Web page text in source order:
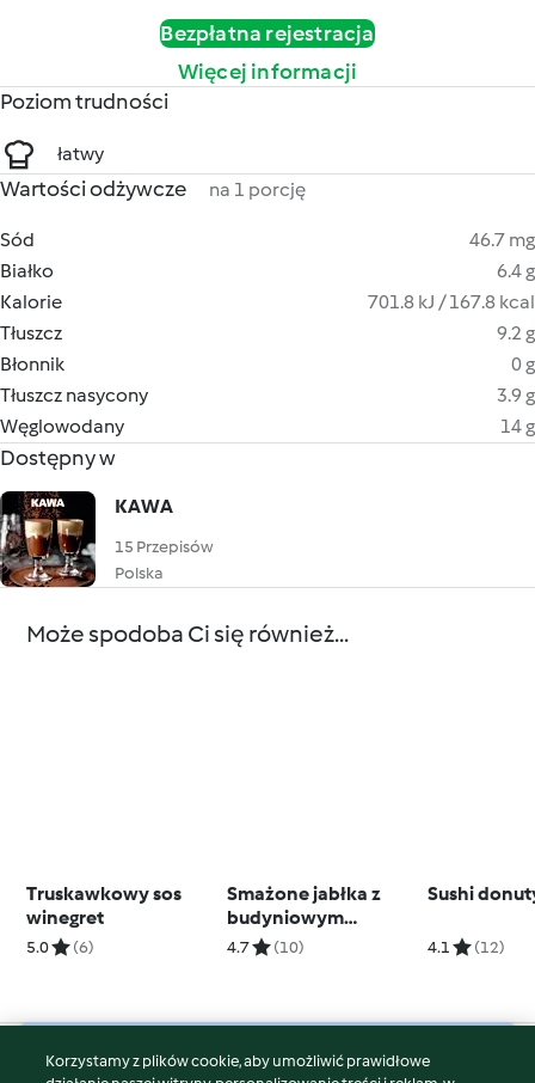
Bezpłatna rejestracja
Więcej informacji
Poziom trudności
łatwy
Wartości odżywcze na 1 porcję
Sód
46.7 mg
Białko
6.4 g
Kalorie
701.8 kJ / 167.8 kcal
Tłuszcz
9.2 g
Błonnik
0 g
Tłuszcz nasycony
3.9 g
Węglowodany
14 g
Dostępny w
KAWA
15 Przepisów
Polska
Może spodoba Ci się również...
Truskawkowy sos
winegret
5.0 (6)
Smażone jabłka z
budyniowym
kremem waniliowym
4.7 (10)
Sushi
4.1 (12)
© Copyright 2026
Korzystamy z plików cookie, aby umożliwić prawidłowe